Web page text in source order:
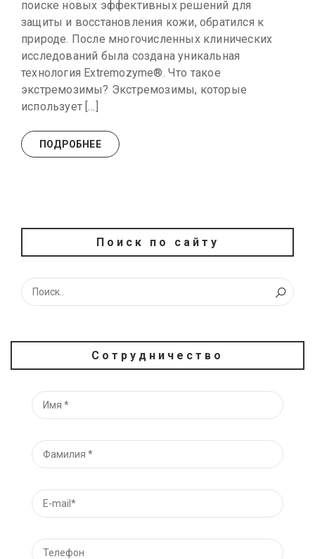
поиске новых эффективных решений для
защиты и восстановления кожи, обратился к
природе. После многочисленных клинических
исследований была создана уникальная
технология Extremozyme®. Что такое
экстремозимы? Экстремозимы, которые
использует […]
ПОДРОБНЕЕ
Поиск по сайту
Сотрудничество